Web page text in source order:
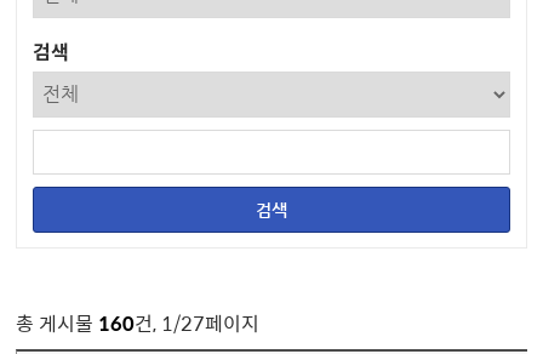
검색
총 게시물 160건, 1/27페이지